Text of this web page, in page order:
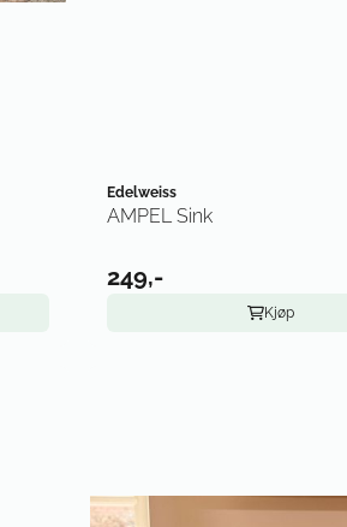
Edelweiss
AMPEL Sink
249,-
Kjøp